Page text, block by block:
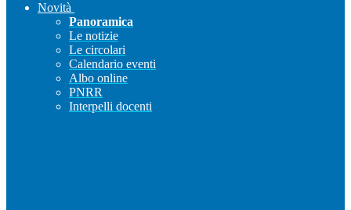
Novità
Panoramica
Le notizie
Le circolari
Calendario eventi
Albo online
PNRR
Interpelli docenti